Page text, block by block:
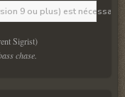
9 ou plus) est
Sigrist)
chase.